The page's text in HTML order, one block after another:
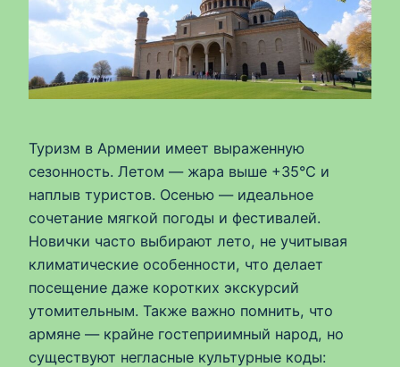
Туризм в Армении имеет выраженную
сезонность. Летом — жара выше +35°C и
наплыв туристов. Осенью — идеальное
сочетание мягкой погоды и фестивалей.
Новички часто выбирают лето, не учитывая
климатические особенности, что делает
посещение даже коротких экскурсий
утомительным. Также важно помнить, что
армяне — крайне гостеприимный народ, но
существуют негласные культурные коды: